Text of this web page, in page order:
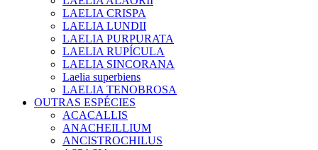
LAELIA CRISPA
LAELIA LUNDII
LAELIA PURPURATA
LAELIA RUPÍCULA
LAELIA SINCORANA
Laelia superbiens
LAELIA TENOBROSA
OUTRAS ESPÉCIES
ACACALLIS
ANACHEILLIUM
ANCISTROCHILUS